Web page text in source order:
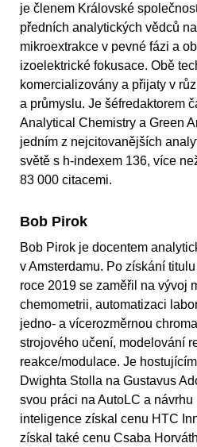
je členem Královské
předních analytických vědců
mikroextrakce v pevné fázi a
izoelektrické fokusace. Obě
komercializovány a přijaty v
a průmyslu. Je šéfredaktorem
Analytical Chemistry a Green
jedním z nejcitovanějších
světě s h-indexem 136, více
83 000 citacemi.
Bob Pirok
Bob Pirok je docentem
v Amsterdamu. Po získání
roce 2019 se zaměřil na vývoj
chemometrii, automatizaci
jedno- a vícerozměrnou
strojového učení, modelování
reakce/modulace. Je
Dwighta Stolla na Gustavus
svou práci na AutoLC a
inteligence získal cenu HTC
získal také cenu Csaba